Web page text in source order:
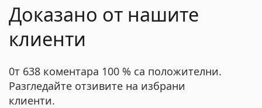
Доказано от нашите
клиенти
0т 638 коментара 100 % са положителни.
Разгледайте отзивите на избрани
клиенти.